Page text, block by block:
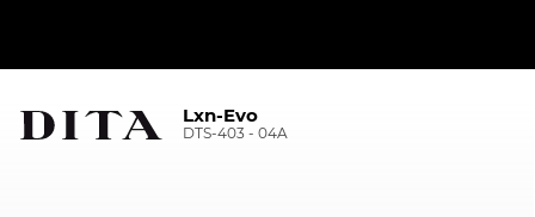
Lxn-Evo
DTS-403 - 04A